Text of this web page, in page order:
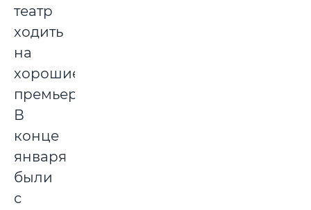
театр
ходить
на
хорошие
премьеры.
В
конце
января
были
с